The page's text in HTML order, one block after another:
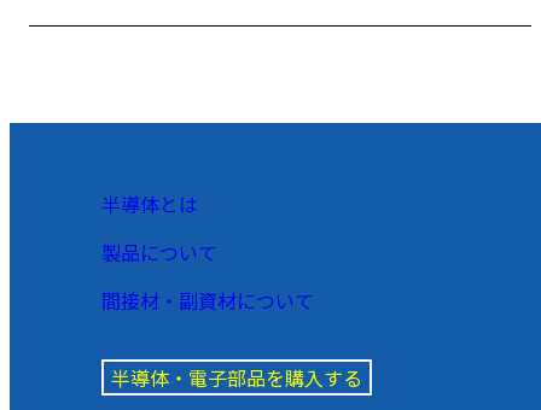
半導体とは
製品について
間接材・副資材について
半導体・電子部品を購入する